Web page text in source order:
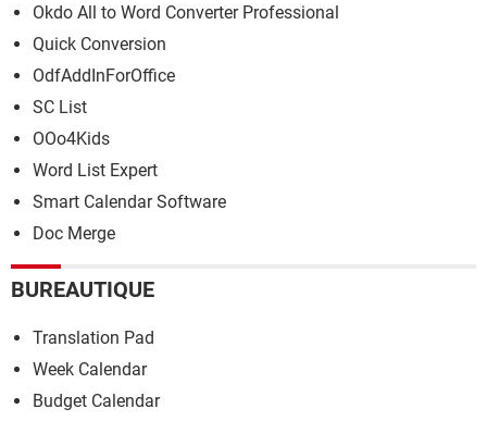
Okdo All to Word Converter Professional
Quick Conversion
OdfAddInForOffice
SC List
OOo4Kids
Word List Expert
Smart Calendar Software
Doc Merge
BUREAUTIQUE
Translation Pad
Week Calendar
Budget Calendar